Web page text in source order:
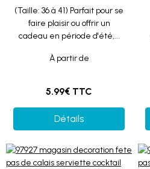
(Taille: 36 à 41) Parfait pour se
faire plaisir ou offrir un
cadeau en période d'été,...
À partir de
5.99€ TTC
Détails